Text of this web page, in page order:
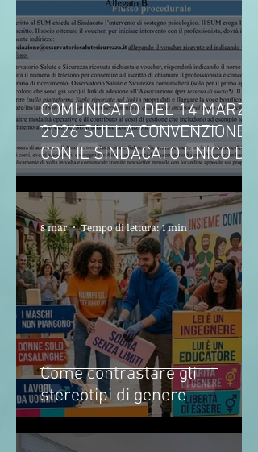
COMUNICATO DEL 14 MARZO
2026 SULLA CONVENZIONE
CON IL SINDACATO UNICO DEI
MILITARI
Come contrastare gli
stereotipi di genere
8 mar Tempo di lettura: 1 min